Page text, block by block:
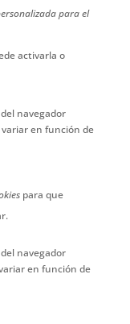
para el
activarla o
navegador
en función de
para que
navegador
en función de